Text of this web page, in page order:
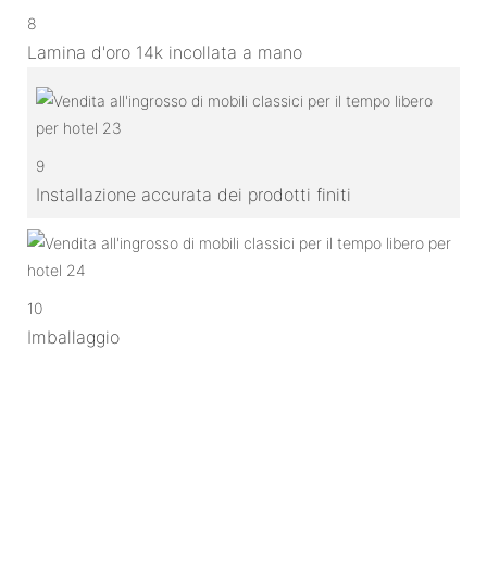
8
Lamina d'oro 14k incollata a mano
9
Installazione accurata dei prodotti finiti
10
Imballaggio